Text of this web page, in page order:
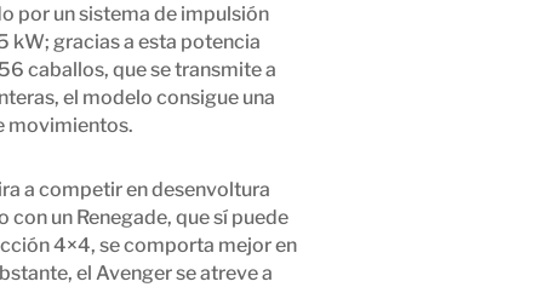
por un sistema de impulsión
kW; gracias a esta potencia
caballos, que se transmite a
el modelo consigue una
movimientos.
a competir en desenvoltura
con un Renegade, que sí puede
4×4, se comporta mejor en
el Avenger se atreve a